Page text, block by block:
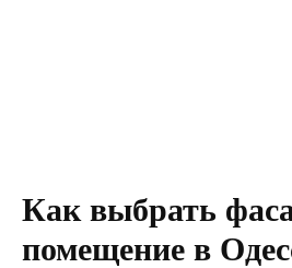
Как выбрать
помещение в